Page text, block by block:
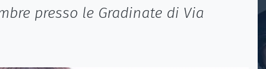
presso le Gradinate di Via